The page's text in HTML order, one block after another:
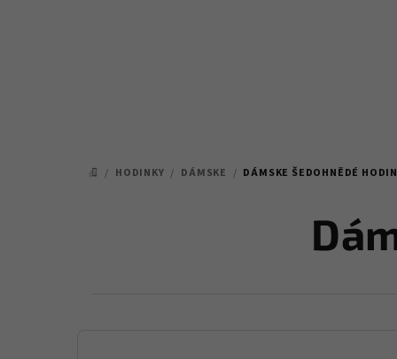
DOMOV
/ HODINKY / DÁMSKE / DÁMSKE ŠEDOHNĚDÉ